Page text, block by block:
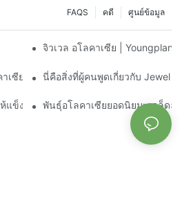
ศูนย์ข้อมูล
คดี
FAQS
| Youngplantsจิวเวล อโลคาเซีย | Youngplants
เซีย นี่คือสิ่งที่ผู้คนพูดเกี่ยวกับ Jewel
ข็งแรงอย่างประสบความสำเร็จ
พันธุ์อโลคาเซียยอดนิยม: เคล็ดลั